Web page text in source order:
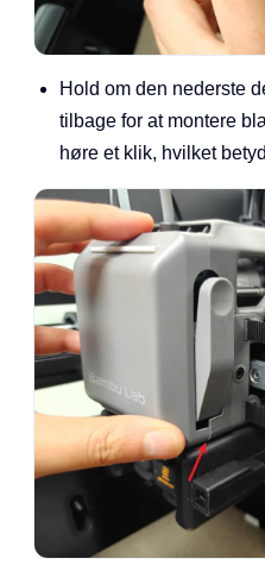
Hold om den nederste
tilbage for at montere
høre et klik, hvilket